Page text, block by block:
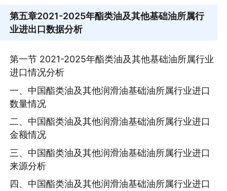
第五章2021-2025年酯类油及其他基础油所属行
业进出口数据分析
第一节 2021-2025年酯类油及其他基础油所属行业
进口情况分析
一、中国酯类油及其他润滑油基础油所属行业进口
数量情况
二、中国酯类油及其他润滑油基础油所属行业进口
金额情况
三、中国酯类油及其他润滑油基础油所属行业进口
来源分析
四、中国酯类油及其他润滑油基础油所属行业进口